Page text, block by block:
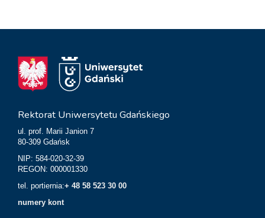
Rektorat Uniwersytetu Gdańskiego
ul. prof. Marii Janion 7
80-309 Gdańsk
NIP: 584-020-32-39
REGON: 000001330
tel. portiernia:+ 48 58 523 30 00
numery kont